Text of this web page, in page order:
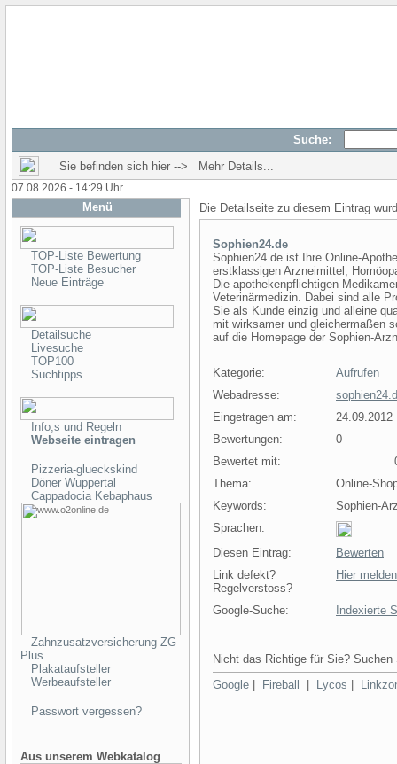
Suche:
Sie befinden sich hier --> Mehr Details...
07.08.2026 - 14:29 Uhr
Menü
TOP-Liste Bewertung
TOP-Liste Besucher
Neue Einträge
Detailsuche
Livesuche
TOP100
Suchtipps
Info,s und Regeln
Webseite eintragen
Pizzeria-glueckskind
Döner Wuppertal
Cappadocia Kebaphaus
Zahnzusatzversicherung ZG
Plus
Plakataufsteller
Werbeaufsteller
Passwort vergessen?
Aus unserem Webkatalog
Die Detailseite zu diesem Eintrag
Sophien24.de
Sophien24.de ist Ihre Online-
erstklassigen Arzneimittel,
Die apothekenpflichtigen
Veterinärmedizin. Dabei sind alle
Sie als Kunde einzig und alleine
mit wirksamer und gleichermaßen
auf die Homepage der Sophien-
Kategorie:
Aufrufen
Webadresse:
Eingetragen am:
24.09.2012
Bewertungen:
0
Bewertet mit:
Thema:
Online-
Keywords:
Sophien-
Sprachen:
Diesen Eintrag:
Bewerten
Link defekt?
Regelverstoss?
Hier melden
Google-Suche: Indexierte
Nicht das Richtige für Sie?
Google
Fireball Lycos